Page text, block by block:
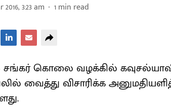
2016, 3:23 am 1min read
சங்கர் கொலை வழக்கில்
வைத்து விசாரிக்க